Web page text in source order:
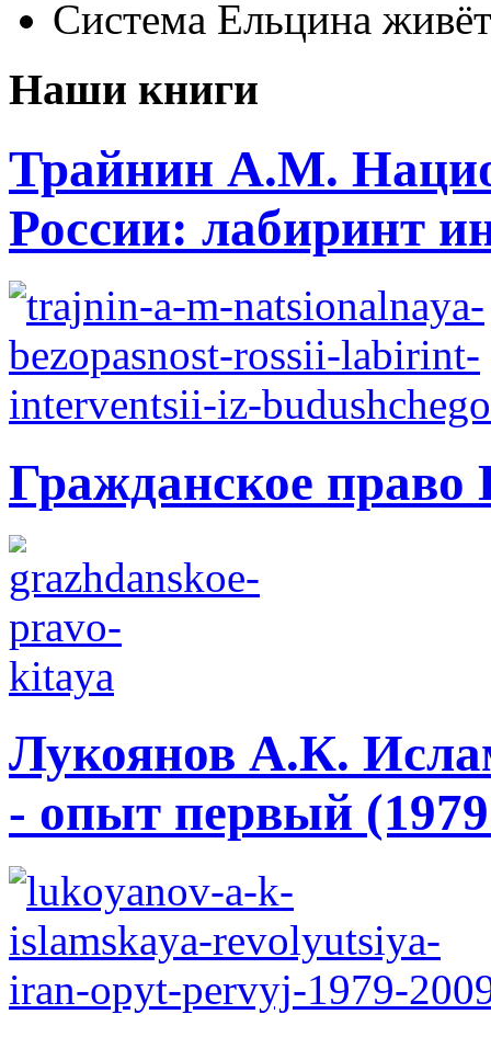
Система Ельцина
Наши книги
Трайнин А.М.
России: лабиринт
Гражданское право
Лукоянов А.К.
- опыт первый